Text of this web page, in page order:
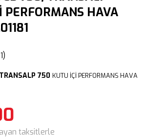
PERFORMANS HAVA
TRANSALP 750 KUTU İÇİ PERFORMANS HAVA
taksitlerle